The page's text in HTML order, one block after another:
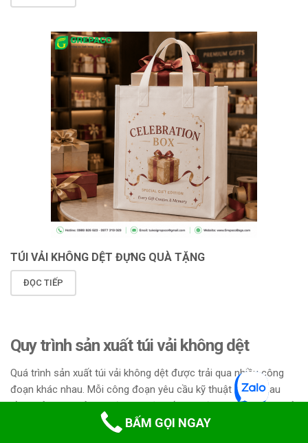
TÚI VẢI KHÔNG DỆT ĐỰNG QUÀ TẶNG
ĐỌC TIẾP
Quy trình sản xuất túi vải không dệt
Quá trình sản xuất túi vải không dệt được trải qua nhiều công
đoạn khác nhau. Mỗi công đoạn yêu cầu kỹ thuật khác nhau
cần phải tuân thủ. Sau đây là một số công đoạn sản xuất túi vải
không dệt nhiều công ty, xưởng may, cơ sở sản xuất đang áp
BẤM GỌI NGAY